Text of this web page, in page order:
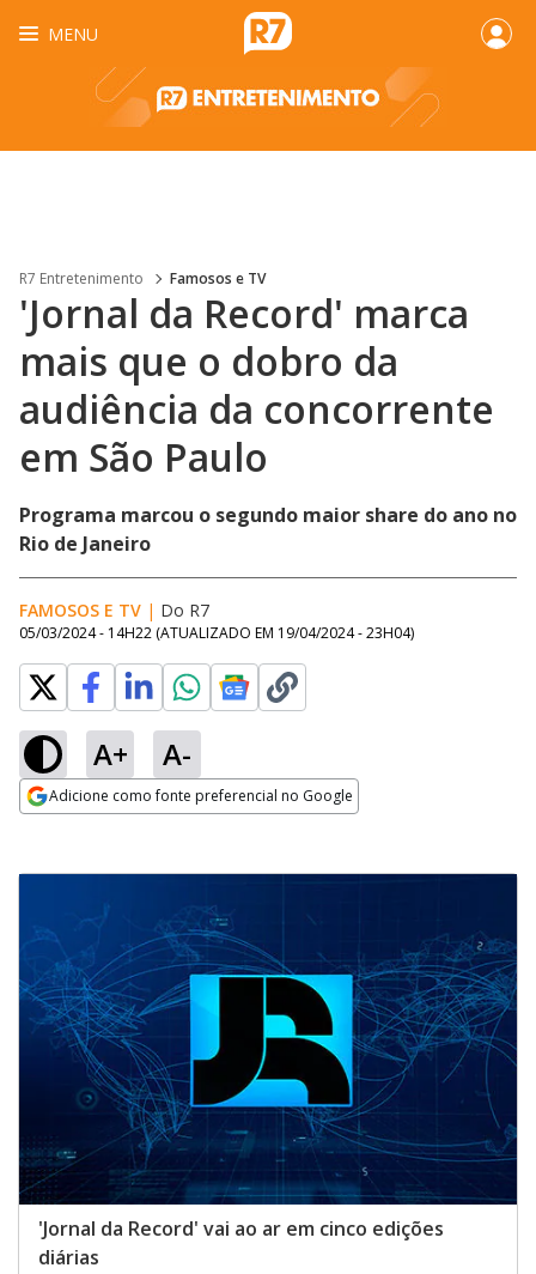
MENU
R7 Entretenimento Famosos e TV
'Jornal da Record' marca
mais que o dobro da
audiência da concorrente
em São Paulo
Programa marcou o segundo maior share do ano no
Rio de Janeiro
FAMOSOS E TV | Do R7
05/03/2024 - 14H22 (ATUALIZADO EM 19/04/2024 - 23H04)
A+ A-
Adicione como fonte preferencial no Google
'Jornal da Record' vai ao ar em cinco edições
diárias